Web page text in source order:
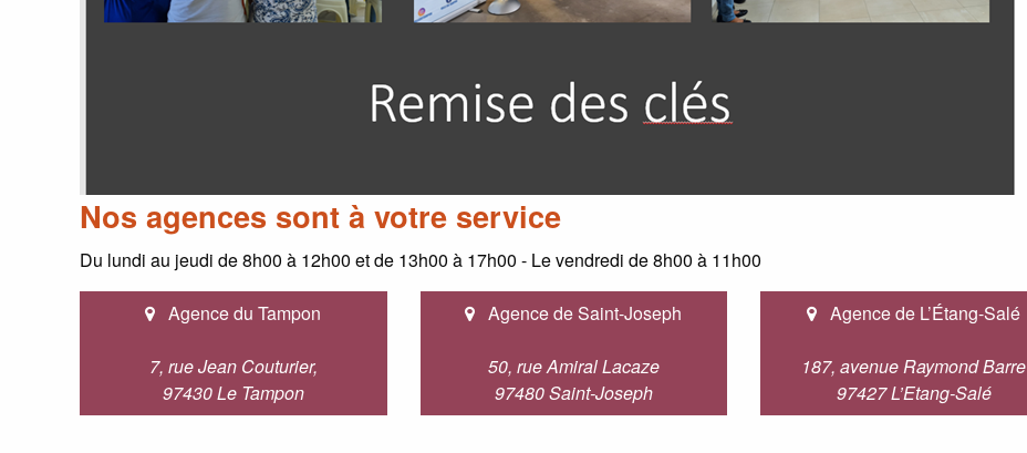
Nos agences sont à votre service
Du lundi au jeudi de 8h00 à 12h00 et de 13h00 à 17h00 - Le vendredi de 8h00 à 11h00
Agence du Tampon
7, rue Jean Couturier,
97430 Le Tampon
Agence de Saint-Joseph
50, rue Amiral Lacaze
97480 Saint-Joseph
Agence de L’Étang-Salé
187, avenue Raymond Barre
97427 L’Etang-Salé